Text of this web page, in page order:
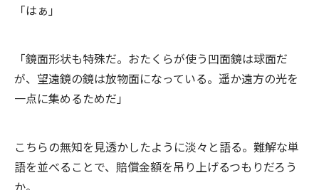
「はぁ」
「鏡面形状も特殊だ。おたくらが使う凹面鏡は球面だ
が、望遠鏡の鏡は放物面になっている。遥か遠方の光を
一点に集めるためだ」
こちらの無知を見透かしたように淡々と語る。難解な単
語を並べることで、賠償金額を吊り上げるつもりだろう
か。